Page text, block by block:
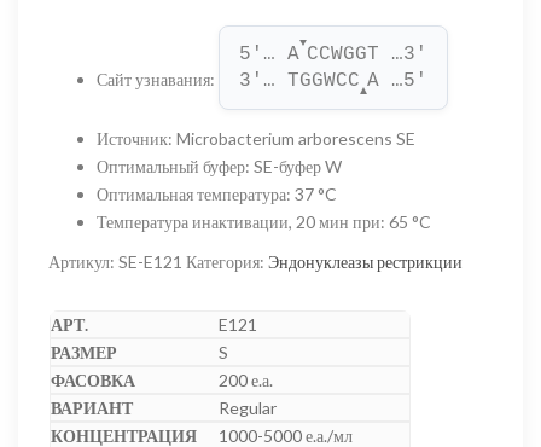
560,00 ₽
–
30
240,00 ₽
Сайт узнавания:
5'… A
▼
CCWGGT …3'
3'… TGGWCC▲A …5'
Источник: Microbacterium arborescens SE
Оптимальный буфер: SE-буфер W
Оптимальная температура: 37 °C
Температура инактивации, 20 мин при: 65 °C
Артикул: SE-E121 Категория: Эндонуклеазы рестрикции
E121
S
200 е.а.
Regular
1000-5000 е.а./мл